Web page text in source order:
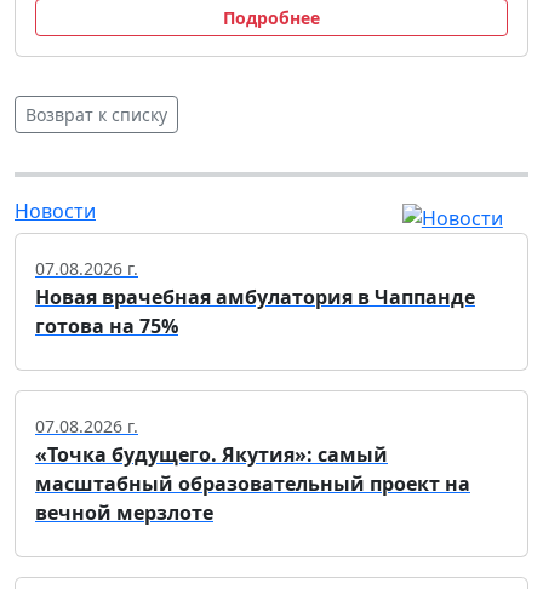
Подробнее
Возврат к списку
Новости
07.08.2026 г.
Новая врачебная амбулатория в Чаппанде
готова на 75%
07.08.2026 г.
«Точка будущего. Якутия»: самый
масштабный образовательный проект на
вечной мерзлоте